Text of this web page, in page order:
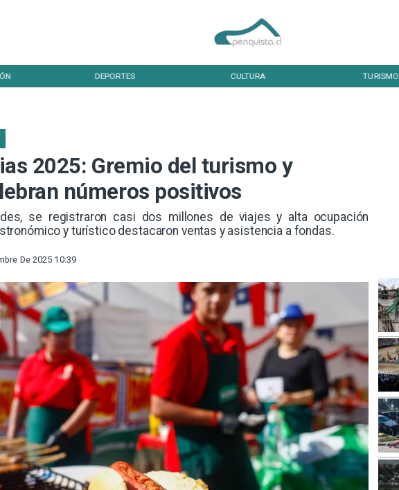
DEPORTES CULTURA TURISMO
2025: Gremio del turismo y
números positivos
se registraron casi dos millones de viajes y alta ocupación
y turístico destacaron ventas y asistencia a fondas.
De 2025 10:39